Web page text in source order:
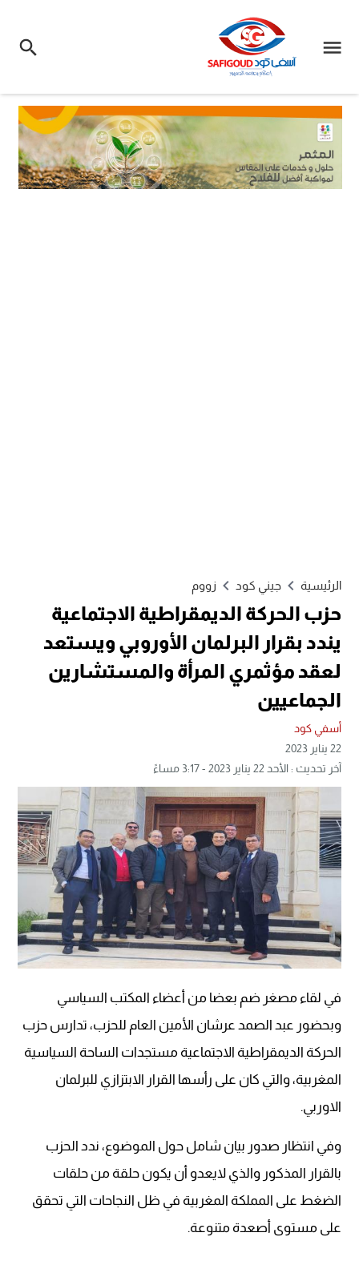
الرئيسية جيني كود زووم
حزب الحركة الديمقراطية الاجتماعية
يندد بقرار البرلمان الأوروبي ويستعد
لعقد مؤثمري المرأة والمستشارين
الجماعيين
أسفي كود
22 يناير 2023
آخر تحديث : الأحد 22 يناير 2023 - 3:17 مساءً
في لقاء مصغر ضم بعضا من أعضاء المكتب السياسي
وبحضور عبد الصمد عرشان الأمين العام للحزب، تدارس حزب
الحركة الديمقراطية الاجتماعية مستجدات الساحة السياسية
المغربية، والتي كان على رأسها القرار الابتزازي للبرلمان
الاوربي.
وفي انتظار صدور بيان شامل حول الموضوع، ندد الحزب
بالقرار المذكور والذي لايعدو أن يكون حلقة من حلقات
الضغط على المملكة المغربية في ظل النجاحات التي تحقق
على مستوى أصعدة متنوعة.